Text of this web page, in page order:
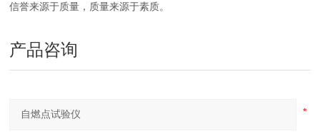
信誉来源于质量，质量来源于素质。
产品咨询